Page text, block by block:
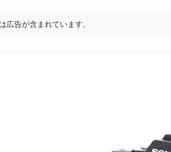
広告が含まれています。